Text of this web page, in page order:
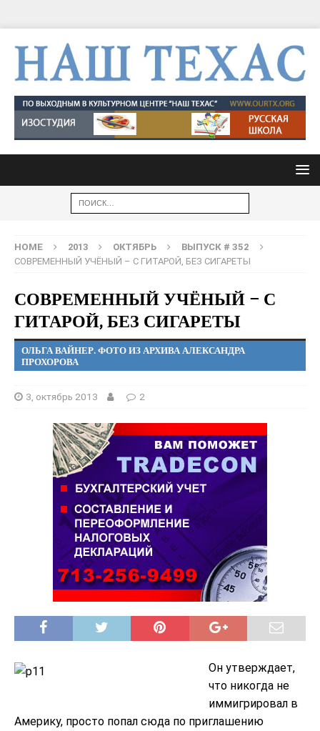
HOME 2013 ОКТЯБРЬ
ВЫПУСК # 352
СОВРЕМЕННЫЙ УЧЁНЫЙ – С ГИТАРОЙ, БЕЗ СИГАРЕТЫ
СОВРЕМЕННЫЙ УЧЁНЫЙ – С
ГИТАРОЙ, БЕЗ СИГАРЕТЫ
ОЛЬГА ВАЙНЕР. ФОТО ИЗ АРХИВА АЛЕКСАНДРА
ПРОХОРОВА
3, октябрь 2013 2
Он утверждает,
что никогда не
иммигрировал в
Америку, просто попал сюда по приглашению